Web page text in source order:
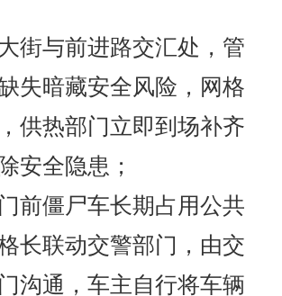
与前进路交汇处，管
失暗藏安全风险，网格
供热部门立即到场补齐
安全隐患；
僵尸车长期占用公共
长联动交警部门，由交
沟通，车主自行将车辆